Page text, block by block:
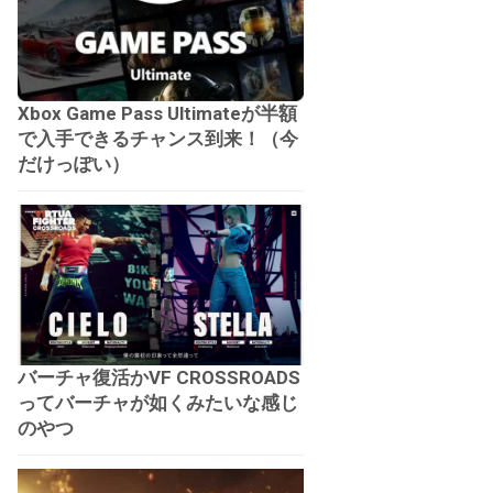
Xbox Game Pass Ultimateが半額
で入手できるチャンス到来！（今
だけっぽい）
バーチャ復活かVF CROSSROADS
ってバーチャが如くみたいな感じ
のやつ